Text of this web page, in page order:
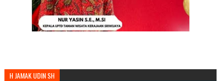
H JAMAK UDIN SH